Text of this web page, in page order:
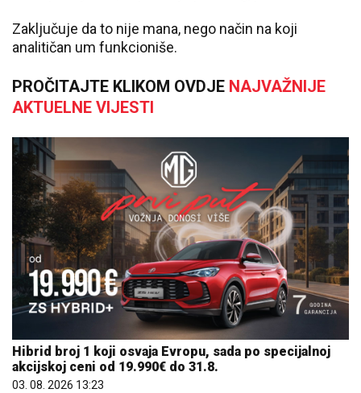
Zaključuje da to nije mana, nego način na koji
analitičan um funkcioniše.
PROČITAJTE KLIKOM OVDJE NAJVAŽNIJE
AKTUELNE VIJESTI
Hibrid broj 1 koji osvaja Evropu, sada po specijalnoj
akcijskoj ceni od 19.990€ do 31.8.
03. 08. 2026 13:23